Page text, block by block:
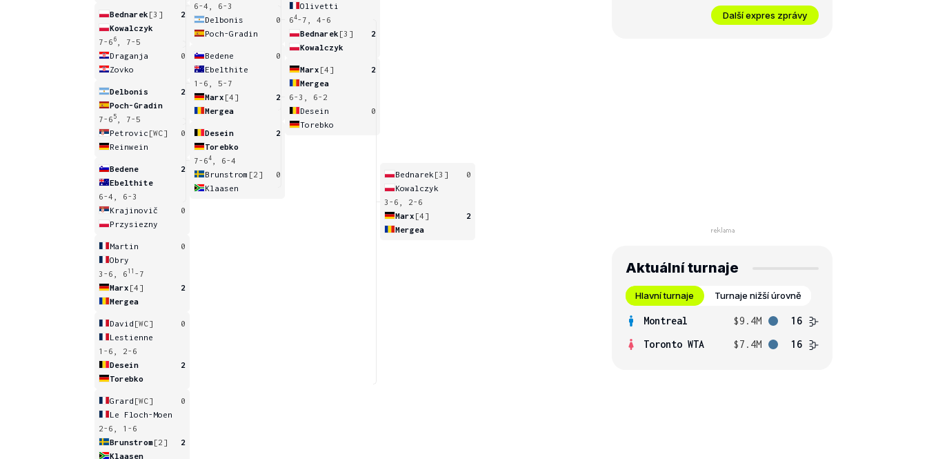
Bednarek [3]
2
Kowalczyk
7-6 6
, 7-5
Draganja
0
Zovko
Delbonis
2
Poch-Gradin
7-6 5
, 7-5
Petrovic [WC]
0
Reinwein
Bedene
2
Ebelthite
6-4, 6-3
Krajinovič
0
Przysiezny
Martin
0
Obry
3-6, 6 11 -7
Marx [4]
2
Mergea
David [WC]
0
Lestienne
1-6, 2-6
Desein
2
Torebko
Grard [WC]
0
Le Floch-Moen
2-6, 1-6
Brunstrom[2]
2
Klaasen
6-4, 6-3
Delbonis
0
Poch-Gradin
Bedene
0
Ebelthite
1-6, 5-7
Marx [4]
2
Mergea
Desein
2
Torebko
7-64
, 6-4
Brunstrom [2]
0
Klaasen
Olivetti
64-7, 4-6
Bednarek [3]
2
Kowalczyk
Marx [4]
2
Mergea
6-3, 6-2
Desein
0
Torebko
Bednarek [3]
0
Kowalczyk
3-6, 2-6
Marx [4]
2
Mergea
Další expres zprávy
Aktuální turnaje
Hlavní turnaje Turnaje nižší úrovně
Montreal $9.4M
16
Toronto WTA
$7.4M 16